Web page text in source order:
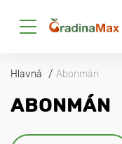
Hlavná Abonmán
ABONMÁN